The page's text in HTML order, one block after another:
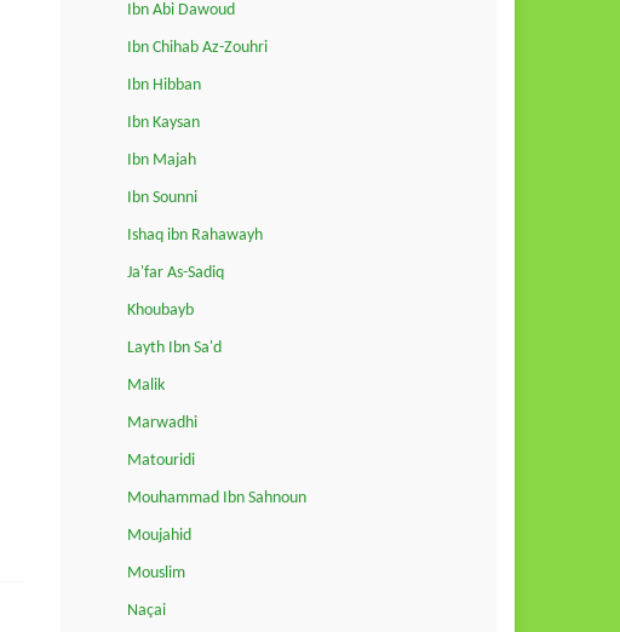
Ibn Abi Dawoud
Ibn Chihab Az-Zouhri
Ibn Hibban
Ibn Kaysan
Ibn Majah
Ibn Sounni
Ishaq ibn Rahawayh
Ja'far As-Sadiq
Khoubayb
Layth Ibn Sa'd
Malik
Marwadhi
Matouridi
Mouhammad Ibn Sahnoun
Moujahid
Mouslim
Naçai